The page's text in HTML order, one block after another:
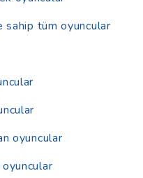
sahip tüm oyuncular
oyuncular